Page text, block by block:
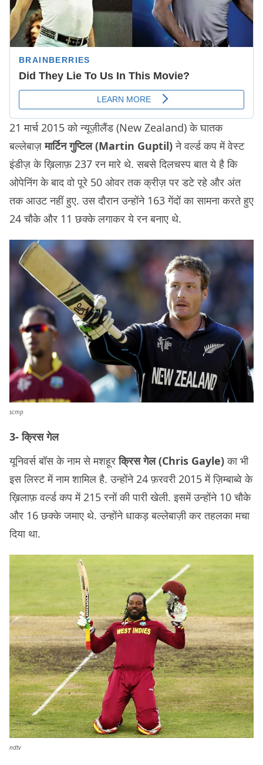
21 मार्च 2015 को न्यूज़ीलैंड (New Zealand) के घातक
बल्लेबाज़मार्टिन गुप्टिल (Martin Guptil)ने वर्ल्ड कप में वेस्ट
इंडीज़ के ख़िलाफ़ 237 रन मारे थे. सबसे दिलचस्प बात ये है कि
ओपेनिंग के बाद वो पूरे 50 ओवर तक क्रीज़ पर डटे रहे और अंत
तक आउट नहीं हुए. उस दौरान उन्होंने 163 गेंदों का सामना करते हुए
24 चौके और 11 छक्के लगाकर ये रन बनाए थे.
scmp
3- क्रिस गेल
यूनिवर्स बॉस के नाम से मशहूरक्रिस गेल (Chris Gayle)का भी
इस लिस्ट में नाम शामिल है. उन्होंने 24 फ़रवरी 2015 में ज़िम्बाब्वे के
ख़िलाफ़ वर्ल्ड कप में 215 रनों की पारी खेली. इसमें उन्होंने 10 चौके
और 16 छक्के जमाए थे. उन्होंने धाकड़ बल्लेबाज़ी कर तहलका मचा
दिया था.
ndtv